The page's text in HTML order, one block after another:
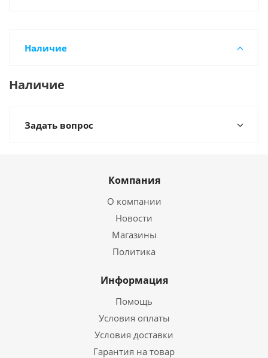
Наличие
Наличие
Задать вопрос
Компания
О компании
Новости
Магазины
Политика
Информация
Помощь
Условия оплаты
Условия доставки
Гарантия на товар